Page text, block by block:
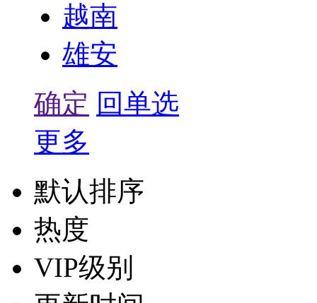
越南
雄安
确定 回单选
更多
默认排序
热度
VIP级别